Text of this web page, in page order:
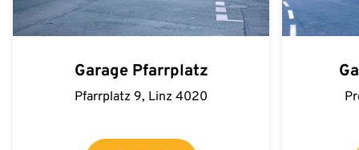
Garage Pfarrplatz
Pfarrplatz 9, Linz 4020